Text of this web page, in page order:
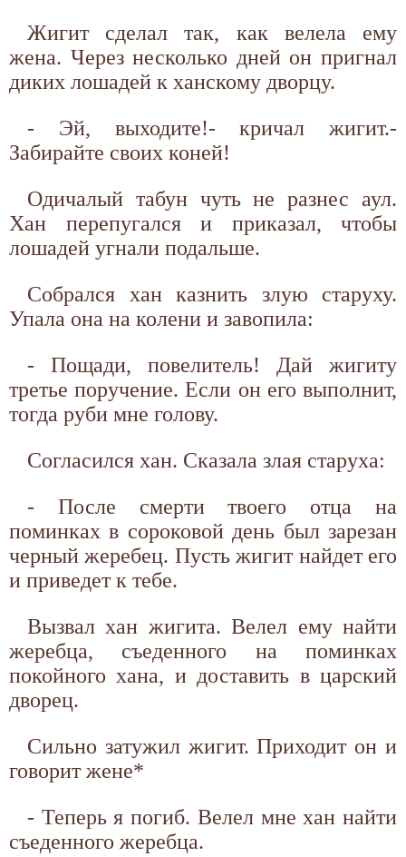
Жигит сделал так, как велела ему
жена. Через несколько дней он пригнал
диких лошадей к ханскому дворцу.
- Эй, выходите!- кричал жигит.-
Забирайте своих коней!
Одичалый табун чуть не разнес аул.
Хан перепугался и приказал, чтобы
лошадей угнали подальше.
Собрался хан казнить злую старуху.
Упала она на колени и завопила:
- Пощади, повелитель! Дай жигиту
третье поручение. Если он его выполнит,
тогда руби мне голову.
Согласился хан. Сказала злая старуха:
- После смерти твоего отца на
поминках в сороковой день был зарезан
черный жеребец. Пусть жигит найдет его
и приведет к тебе.
Вызвал хан жигита. Велел ему найти
жеребца, съеденного на поминках
покойного хана, и доставить в царский
дворец.
Сильно затужил жигит. Приходит он и
говорит жене*
- Теперь я погиб. Велел мне хан найти
съеденного жеребца.